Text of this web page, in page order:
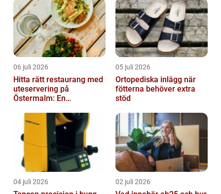
06 juli 2026
Hitta rätt restaurang med
uteservering på
Östermalm: En
i solen
05 juli 2026
Ortopediska inlägg när
fötterna behöver extra
stöd
04 juli 2026 02 juli 2026